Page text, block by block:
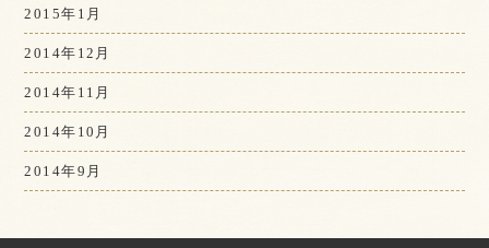
2015年1月
2014年12月
2014年11月
2014年10月
2014年9月